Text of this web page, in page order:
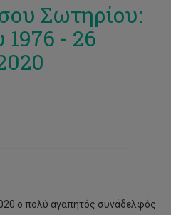
Σωτηρίου:
1976 - 26
ο πολύ αγαπητός συνάδελφός